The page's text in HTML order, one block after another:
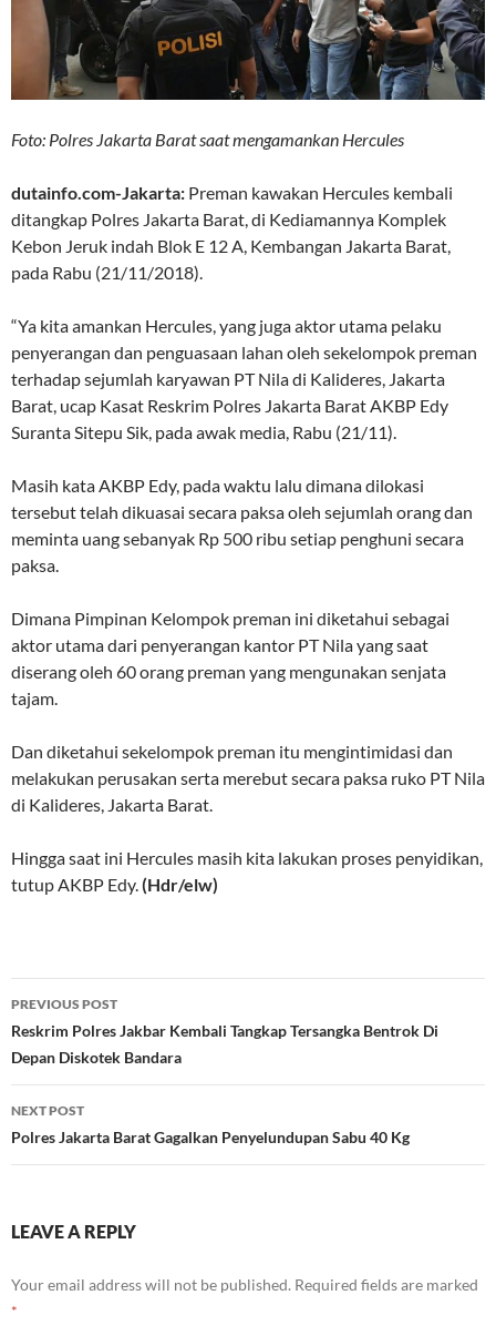
Foto: Polres Jakarta Barat saat mengamankan Hercules
dutainfo.com-Jakarta: Preman kawakan Hercules kembali
ditangkap Polres Jakarta Barat, di Kediamannya Komplek
Kebon Jeruk indah Blok E 12 A, Kembangan Jakarta Barat,
pada Rabu (21/11/2018).
“Ya kita amankan Hercules, yang juga aktor utama pelaku
penyerangan dan penguasaan lahan oleh sekelompok preman
terhadap sejumlah karyawan PT Nila di Kalideres, Jakarta
Barat, ucap Kasat Reskrim Polres Jakarta Barat AKBP Edy
Suranta Sitepu Sik, pada awak media, Rabu (21/11).
Masih kata AKBP Edy, pada waktu lalu dimana dilokasi
tersebut telah dikuasai secara paksa oleh sejumlah orang dan
meminta uang sebanyak Rp 500 ribu setiap penghuni secara
paksa.
Dimana Pimpinan Kelompok preman ini diketahui sebagai
aktor utama dari penyerangan kantor PT Nila yang saat
diserang oleh 60 orang preman yang mengunakan senjata
tajam.
Dan diketahui sekelompok preman itu mengintimidasi dan
melakukan perusakan serta merebut secara paksa ruko PT Nila
di Kalideres, Jakarta Barat.
Hingga saat ini Hercules masih kita lakukan proses penyidikan,
tutup AKBP Edy.(Hdr/elw)
Post
navigation
PREVIOUS POST
Reskrim Polres Jakbar Kembali Tangkap Tersangka Bentrok Di
Depan Diskotek Bandara
NEXT POST
Polres Jakarta Barat Gagalkan Penyelundupan Sabu 40 Kg
LEAVE A REPLY
Your email address will not be published. Required fields are marked
*